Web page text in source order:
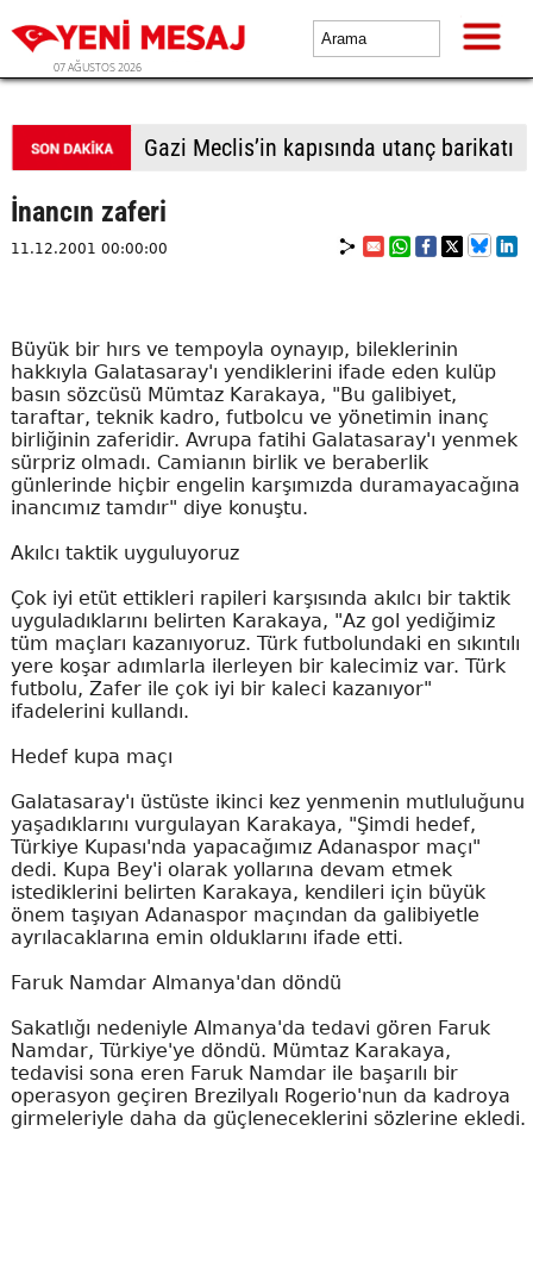
07 AĞUSTOS 2026
Güvenpark'ta direniş 25. günde
İnancın zaferi
11.12.2001 00:00:00
Büyük bir hırs ve tempoyla oynayıp, bileklerinin
hakkıyla Galatasaray'ı yendiklerini ifade eden kulüp
basın sözcüsü Mümtaz Karakaya, "Bu galibiyet,
taraftar, teknik kadro, futbolcu ve yönetimin inanç
birliğinin zaferidir. Avrupa fatihi Galatasaray'ı yenmek
sürpriz olmadı. Camianın birlik ve beraberlik
günlerinde hiçbir engelin karşımızda duramayacağına
inancımız tamdır" diye konuştu.
Akılcı taktik uyguluyoruz
Çok iyi etüt ettikleri rapileri karşısında akılcı bir taktik
uyguladıklarını belirten Karakaya, "Az gol yediğimiz
tüm maçları kazanıyoruz. Türk futbolundaki en sıkıntılı
yere koşar adımlarla ilerleyen bir kalecimiz var. Türk
futbolu, Zafer ile çok iyi bir kaleci kazanıyor"
ifadelerini kullandı.
Hedef kupa maçı
Galatasaray'ı üstüste ikinci kez yenmenin mutluluğunu
yaşadıklarını vurgulayan Karakaya, "Şimdi hedef,
Türkiye Kupası'nda yapacağımız Adanaspor maçı"
dedi. Kupa Bey'i olarak yollarına devam etmek
istediklerini belirten Karakaya, kendileri için büyük
önem taşıyan Adanaspor maçından da galibiyetle
ayrılacaklarına emin olduklarını ifade etti.
Faruk Namdar Almanya'dan döndü
Sakatlığı nedeniyle Almanya'da tedavi gören Faruk
Namdar, Türkiye'ye döndü. Mümtaz Karakaya,
tedavisi sona eren Faruk Namdar ile başarılı bir
operasyon geçiren Brezilyalı Rogerio'nun da kadroya
girmeleriyle daha da güçleneceklerini sözlerine ekledi.